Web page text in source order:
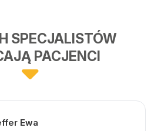
SPECJALISTÓW
PACJENCI
Ewa